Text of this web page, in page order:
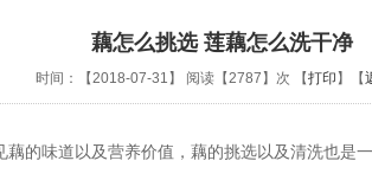
藕怎么挑选 莲藕怎么洗干净
时间：【2018-07-31】 阅读【2787】次 【打印 】【
的味道以及营养价值，藕的挑选以及清洗也是